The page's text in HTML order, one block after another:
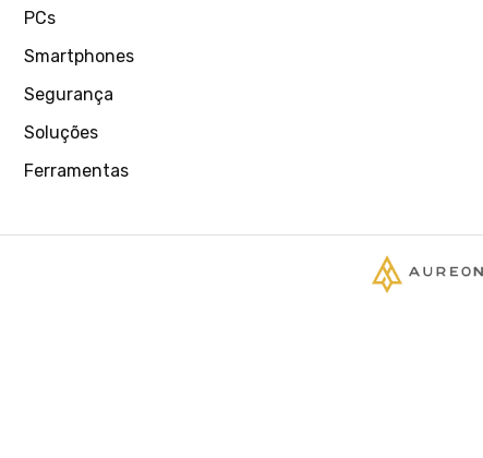
PCs
Smartphones
Segurança
Soluções
Ferramentas